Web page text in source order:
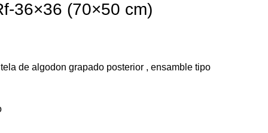
36×36 (70×50 cm)
de algodon grapado posterior , ensamble tipo